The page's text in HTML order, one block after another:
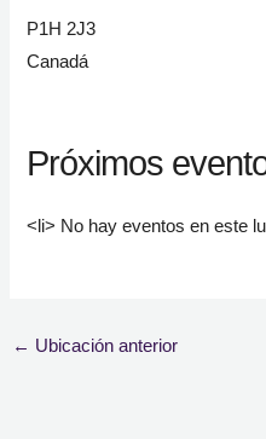
P1H 2J3
Canadá
Próximos
<li> No hay eventos en este
← Ubicación anterior